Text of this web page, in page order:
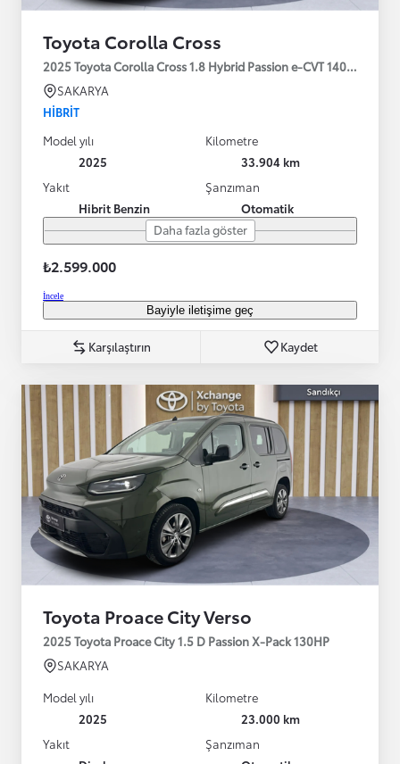
Toyota Corolla Cross
2025 Toyota Corolla Cross 1.8 Hybrid Passion e-CVT 140HP
SAKARYA
HIBRIT
Model yılı
2025
Kilometre
33.904 km
Yakıt
Hibrit Benzin
Şanzıman
Otomatik
Daha fazla göster
₺2.599.000
İncele
Bayiyle iletişime geç
Karşılaştırın Kaydet
Toyota Proace City Verso
2025 Toyota Proace City 1.5 D Passion X-Pack 130HP
SAKARYA
Model yılı
2025
Kilometre
23.000 km
Yakıt
Şanzıman